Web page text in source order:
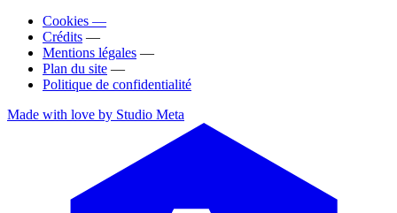
Cookies —
Crédits —
Mentions légales —
Plan du site —
Politique de confidentialité
Made with love by Studio Meta